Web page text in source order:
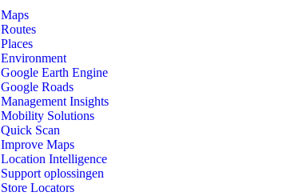
Maps
Routes
Places
Environment
Google Earth Engine
Google Roads
Management Insights
Mobility Solutions
Quick Scan
Improve Maps
Location Intelligence
Support oplossingen
Store Locators